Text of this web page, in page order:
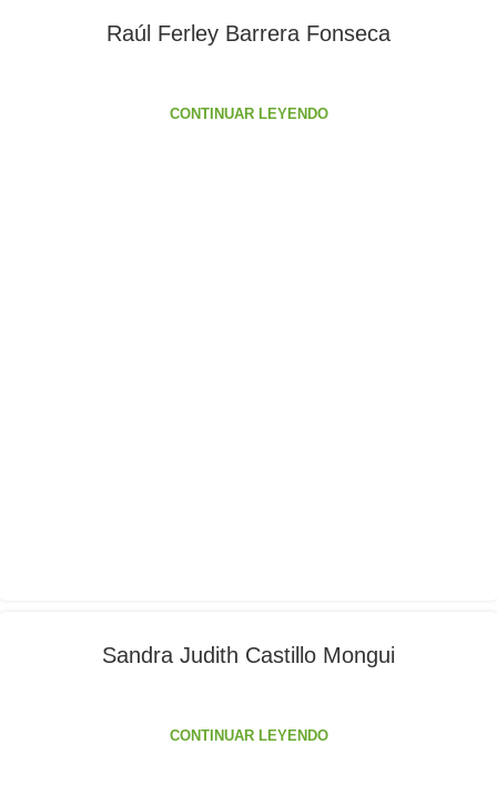
Raúl Ferley Barrera Fonseca
CONTINUAR LEYENDO
Sandra Judith Castillo Mongui
CONTINUAR LEYENDO